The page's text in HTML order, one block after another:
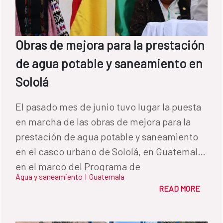
con el objetivo de hacer efectiva la
participación de las mujeres dentro de las
Juntas de Saneamiento comunitarias en
comunidades rurales. Después de una
valoración muy positiva de la primera fase,
en enero de 2019 se inició una segunda fase
ahora por FONPRODE, instrumento de
cooperación reembolsable de la
Cooperación Española, con un crédito en
condiciones concesionales de 20M$ (18,7
millones de euros1) gestionado por el BID,
conjuntamente con un préstamo del banco.
Obras de mejora para la prestación
de agua potable y saneamiento en
Sololá
El pasado mes de junio tuvo lugar la puesta
en marcha de las obras de mejora para la
prestación de agua potable y saneamiento
en el casco urbano de Sololá, en Guatemala,
en el marco del Programa de
Fortalecimiento Institucional y Técnico para
Agua y saneamiento | Guatemala
READ MORE